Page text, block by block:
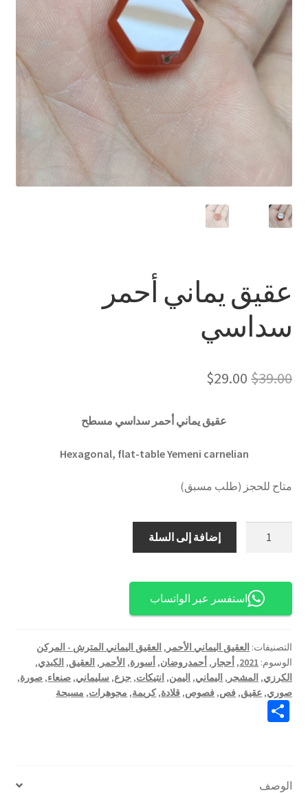
العربية
English
عقيق يماني أحمر
سداسي
$39.00
السعر
$39.00.
$29.00 السعر
هو:
$29.00.
عقيق يماني أحمر سداسي مسطح
Hexagonal, flat-table Yemeni carnelian
متاح للحجز (طلب مسبق)
أحمر
سداسي
إضافة إلى السلة
استفسر عبر الواتساب
التصنيفات: العقيق اليماني الأحمر , العقيق اليماني المترش - المركن
الوسوم: 2021
, أحجار , أحمدروضان, أسورة, الأحمر , العقيق, الكبدي,
الكرزي, المشجر , اليماني, اليمن, انتيكات, جزع, سليماني, صنعاء, صورة,
صوري, عقيق, فص, فصوص, قلادة,كريمة, مجوهرات, مسبحة
S
e
الوصف